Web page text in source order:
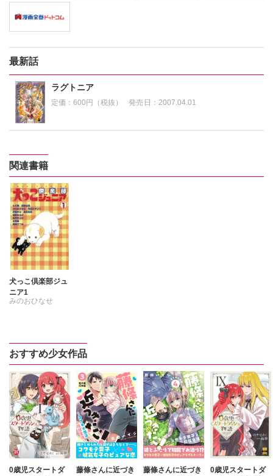
最新話
ラグトニア
定価：600円（税抜） 発売日： 2007.04.01
関連書籍
犬っこ倶楽部ジュ
ニア1
みのおひなせ
国樹由香
黒崎さつき
松本ゆうか
内田かずひろ
氷栗優 潮見知佳
おすすめ少女作品
0歳児スタートダ
藤條さんに近づき
藤條さんに近づき
0歳児スタートダ